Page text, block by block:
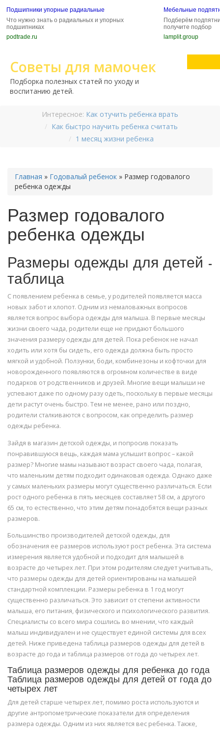
Подшипники упорные радиальные
Что нужно знать о радиальных и упорных
подшипниках
podtrade.ru
Мебельные
Подберём
получите подбор
lamplit.group
Советы для мамочек
Подборка полезных статей по уходу и
воспитанию детей.
Интересное: Как отучить ребенка врать
Как быстро научить ребенка считать
1 месяц жизни ребенка
Главная » Годовалый ребенок » Размер годовалого
ребенка одежды
Размер годовалого
ребенка одежды
Размеры одежды для детей -
таблица
С появлением ребенка в семье, у родителей появляется масса
новых забот и хлопот. Одним из немаловажных вопросов
является вопрос выбора одежды для малыша. В первые месяцы
жизни своего чада, родители еще не придают большого
значения размеру одежды для детей. Пока ребенок не начал
ходить или хотя бы сидеть, его одежда должна быть просто
мягкой и удобной. Ползунки, боди, комбинезоны и кофточки для
новорожденного появляются в огромном количестве в виде
подарков от родственников и друзей. Многие вещи малыши не
успевают даже по одному разу одеть, поскольку в первые месяцы
дети растут очень быстро. Тем не менее, рано или поздно,
родители сталкиваются с вопросом, как определить размер
одежды ребенка.
Зайдя в магазин детской одежды, и попросив показать
понравившуюся вещь, каждая мама услышит вопрос – какой
размер? Многие мамы называют возраст своего чада, полагая,
что маленьким детям подходит одинаковая одежда. Однако даже
у самых маленьких размеры могут существенно различаться. Если
рост одного ребенка в пять месяцев составляет 58 см, а другого
65 см, то естественно, что этим детям понадобятся вещи разных
размеров.
Большинство производителей детской одежды, для
обозначения ее размеров используют рост ребенка. Эта система
измерения является удобной и подходит для малышей в
возрасте до четырех лет. При этом родителям следует учитывать,
что размеры одежды для детей ориентированы на малышей
стандартной комплекции. Размеры ребенка в 1 год могут
существенно различаться. Это зависит от степени активности
малыша, его питания, физического и психологического развития.
Специалисты со всего мира сошлись во мнении, что каждый
малыш индивидуален и не существует единой системы для всех
детей. Ниже приведена таблица размеров одежды для детей в
возрасте до года и таблица размеров от года до четырех лет.
Таблица размеров одежды для ребенка до года
Таблица размеров одежды для детей от года до
четырех лет
Для детей старше четырех лет, помимо роста используются и
другие антропометрические показатели для определения
размера одежды. Одним из них является вес ребенка. Также,